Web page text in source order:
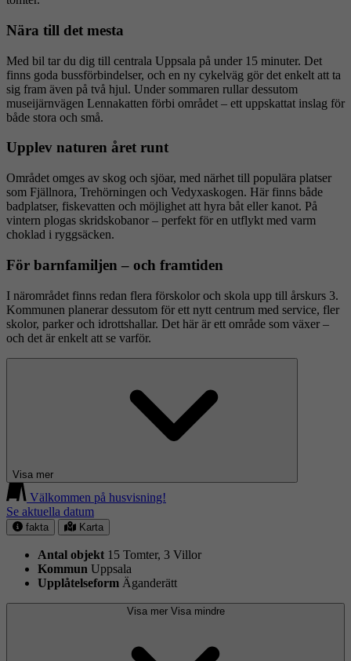
Nära till det mesta
Med bil tar du dig till centrala Uppsala på under 15 minuter. Det
finns goda bussförbindelser, och en ny cykelväg gör det enkelt att ta
sig fram även på två hjul. Under sommaren rullar dessutom
museijärnvägen Lennakatten förbi området – ett uppskattat inslag för
både stora och små.
Upplev naturen året runt
Området omges av skog och sjöar, med närhet till populära platser
som Fjällnora, Trehörningen och Vedyxaskogen. Här finns både
badplatser, fiskevatten och möjlighet att hyra båt eller kanot. På
vintern plogas skridskobanor – perfekt för en utflykt med varm
choklad i ryggsäcken.
För barnfamiljen – och framtiden
I närområdet finns redan flera förskolor och skola upp till årskurs 3.
Kommunen planerar dessutom för ett nytt centrum med service, fler
skolor, parker och idrottshallar. Det här är ett område som växer –
och det är enkelt att se varför.
Visa mer
Välkommen på husvisning!
Se aktuella datum
fakta Karta
Antal objekt 15 Tomter, 3 Villor
Kommun Uppsala
Upplåtelseform Äganderätt
Visa mer Visa mindre